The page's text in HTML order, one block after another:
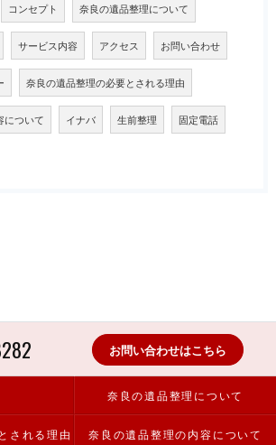
コンセプト 奈良の遺品整理について
サービス内容 アクセス お問い合わせ
奈良の遺品整理の必要とされる理由
について イナバ 生前整理 固定電話
お問い合わせはこちら
奈良の遺品整理について
される理由 奈良の遺品整理の内容について